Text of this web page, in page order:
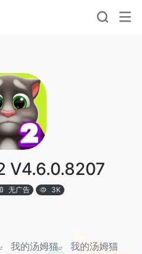
V4.6.0.8207
无广告 3K
我的汤姆猫
我的汤姆猫